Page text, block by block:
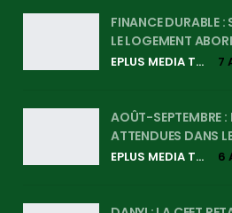
FINANCE DURABLE :
LE LOGEMENT
EPLUS MEDIA TV 7
AOÛT-SEPTEMBRE :
ATTENDUES DANS
EPLUS MEDIA TV 6